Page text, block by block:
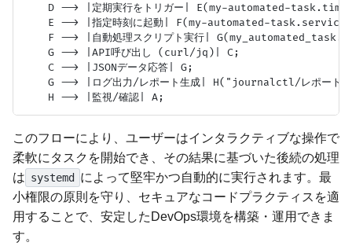
D --> |定期実行をトリガー| E(my-automated-
E --> |指定時刻に起動| F(my-automated-
F --> |自動処理スクリプト実行|
    G --> |API呼び出し (curl/jq)| C;
    C --> |JSONデータ応答| G;
G --> |ログ出力/レポート生成| H("journalctl/レポート
このフローにより、ユーザーはインタラクティブな操作で
柔軟にタスクを開始でき、その結果に基づいた後続の処理
は systemd
によって堅牢かつ自動的に実行されます。最
小権限の原則を守り、セキュアなコードプラクティスを適
用することで、安定したDevOps環境を構築・運用できま
す。